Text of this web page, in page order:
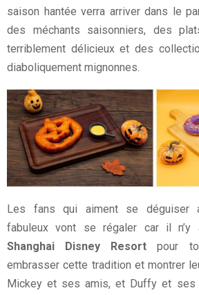
saison hantée verra arriver dans le
des méchants saisonniers, des
terriblement délicieux et des
diaboliquement mignonnes.
Les fans qui aiment se déguiser
fabuleux vont se régaler car il n’y
Shanghai Disney Resort pour
embrasser cette tradition et montrer
Mickey et ses amis, et Duffy et